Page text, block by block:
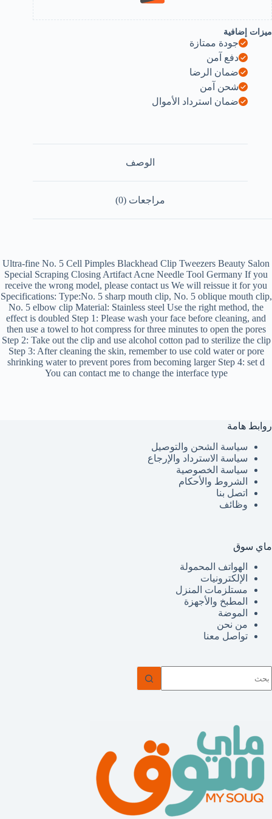
B0F6GDKXX3
ميزات إضافية
جودة ممتازة
دفع آمن
ضمان الرضا
شحن آمن
ضمان استرداد الأموال
الوصف
مراجعات (0)
Ultra-fine No. 5 Cell Pimples Blackhead Clip Tweezers Beauty Salon
Special Scraping Closing Artifact Acne Needle Tool Germany If you
receive the wrong model, please contact us We will reissue it for you
Specifications: Type:No. 5 sharp mouth clip, No. 5 oblique mouth clip,
No. 5 elbow clip Material: Stainless steel Use the right method, the
effect is doubled Step 1: Please wash your face before cleaning, and
then use a towel to hot compress for three minutes to open the pores
Step 2: Take out the clip and use alcohol cotton pad to sterilize the clip
Step 3: After cleaning the skin, remember to use cold water or pore
shrinking water to prevent pores from becoming larger Step 4: set d
You can contact me to change the interface type
روابط هامة
سياسة الشحن والتوصيل
سياسة الاسترداد والإرجاع
سياسة الخصوصية
الشروط والأحكام
اتصل بنا
وظائف
ماي سوق
الهواتف المحمولة
الإلكترونيات
مستلزمات المنزل
المطبخ والأجهزة
الموضة
من نحن
تواصل معنا
توجد